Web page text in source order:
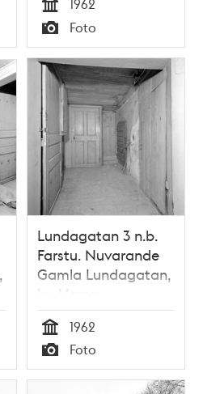
Tid
1962
Typ
Foto
Lundagatan 3 n.b.
Farstu. Nuvarande
Gamla Lundagatan,
kv. Haren
Tid
1962
Typ
Foto